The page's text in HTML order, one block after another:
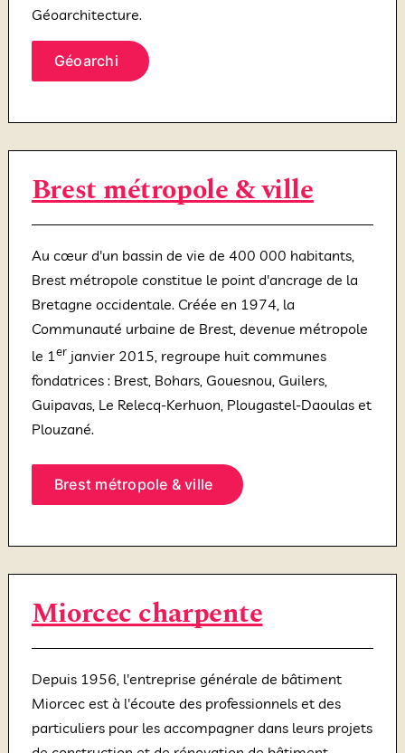
Géoarchitecture.
Géoarchi
Brest métropole & ville
Au cœur d'un bassin de vie de 400 000 habitants,
Brest métropole constitue le point d'ancrage de la
Bretagne occidentale. Créée en 1974, la
Communauté urbaine de Brest, devenue métropole
le 1erjanvier 2015, regroupe huit communes
fondatrices : Brest, Bohars, Gouesnou, Guilers,
Guipavas, Le Relecq-Kerhuon, Plougastel-Daoulas et
Plouzané.
Brest métropole & ville
Miorcec charpente
Depuis 1956, l'entreprise générale de bâtiment
Miorcec est à l'écoute des professionnels et des
particuliers pour les accompagner dans leurs projets